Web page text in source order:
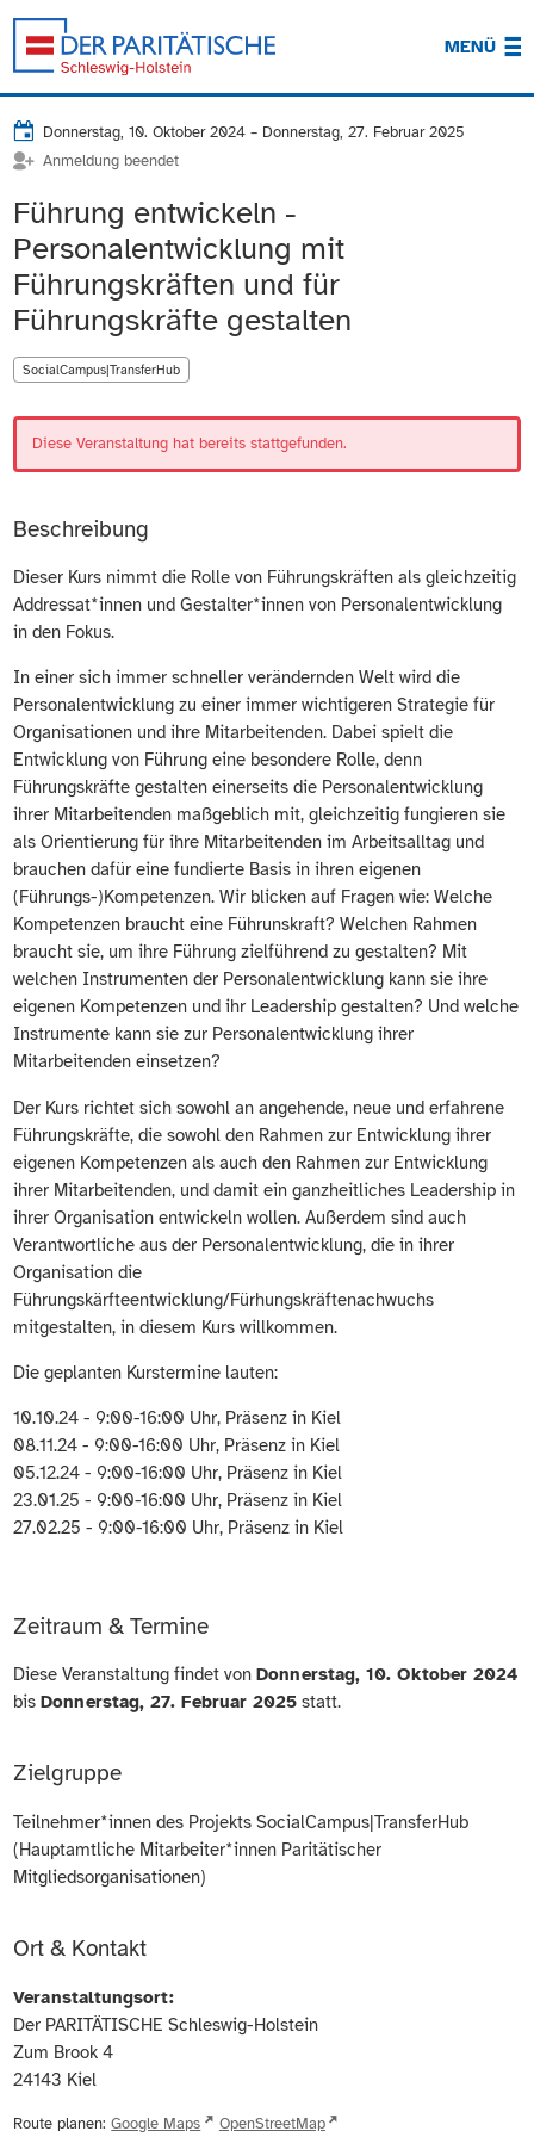
MENÜ
Donnerstag, 10. Oktober 2024 – Donnerstag, 27. Februar 2025
Anmeldung beendet
Führung entwickeln -
Personalentwicklung mit
Führungskräften und für
Führungskräfte gestalten
SocialCampus|TransferHub
Diese Veranstaltung hat bereits stattgefunden.
Beschreibung
Dieser Kurs nimmt die Rolle von Führungskräften als gleichzeitig
Addressat*innen und Gestalter*innen von Personalentwicklung
in den Fokus.
In einer sich immer schneller verändernden Welt wird die
Personalentwicklung zu einer immer wichtigeren Strategie für
Organisationen und ihre Mitarbeitenden. Dabei spielt die
Entwicklung von Führung eine besondere Rolle, denn
Führungskräfte gestalten einerseits die Personalentwicklung
ihrer Mitarbeitenden maßgeblich mit, gleichzeitig fungieren sie
als Orientierung für ihre Mitarbeitenden im Arbeitsalltag und
brauchen dafür eine fundierte Basis in ihren eigenen
(Führungs-)Kompetenzen. Wir blicken auf Fragen wie: Welche
Kompetenzen braucht eine Führunskraft? Welchen Rahmen
braucht sie, um ihre Führung zielführend zu gestalten? Mit
welchen Instrumenten der Personalentwicklung kann sie ihre
eigenen Kompetenzen und ihr Leadership gestalten? Und welche
Instrumente kann sie zur Personalentwicklung ihrer
Mitarbeitenden einsetzen?
Der Kurs richtet sich sowohl an angehende, neue und erfahrene
Führungskräfte, die sowohl den Rahmen zur Entwicklung ihrer
eigenen Kompetenzen als auch den Rahmen zur Entwicklung
ihrer Mitarbeitenden, und damit ein ganzheitliches Leadership in
ihrer Organisation entwickeln wollen. Außerdem sind auch
Verantwortliche aus der Personalentwicklung, die in ihrer
Organisation die
Führungskärfteentwicklung/Fürhungskräftenachwuchs
mitgestalten, in diesem Kurs willkommen.
Die geplanten Kurstermine lauten:
10.10.24 - 9:00-16:00 Uhr, Präsenz in Kiel
08.11.24 - 9:00-16:00 Uhr, Präsenz in Kiel
05.12.24 - 9:00-16:00 Uhr, Präsenz in Kiel
23.01.25 - 9:00-16:00 Uhr, Präsenz in Kiel
27.02.25 - 9:00-16:00 Uhr, Präsenz in Kiel
Zeitraum & Termine
Diese Veranstaltung findet vonDonnerstag, 10. Oktober 2024
bisDonnerstag, 27. Februar 2025 statt.
Zielgruppe
Teilnehmer*innen des Projekts SocialCampus|TransferHub
(Hauptamtliche Mitarbeiter*innen Paritätischer
Mitgliedsorganisationen)
Ort & Kontakt
Veranstaltungsort:
Der PARITÄTISCHE Schleswig-Holstein
Zum Brook 4
24143 Kiel
Route planen: Google Maps OpenStreetMap